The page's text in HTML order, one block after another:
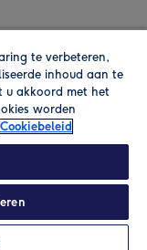
Lees de
te verbeteren,
inhoud aan te
u akkoord met het
worden
Cookiebeleid